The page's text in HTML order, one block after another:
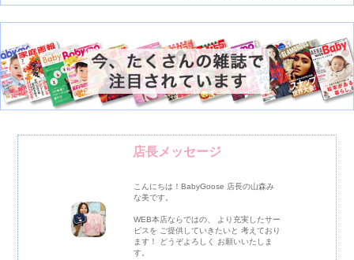
店長メッセージ
こんにちは！BabyGoose 店長の山森み
な美です。
WEB本店ならではの、 より充実したサー
ビスを ご提供していきたいと 考えており
ます！ どうぞよろしく お願いいたしま
す。